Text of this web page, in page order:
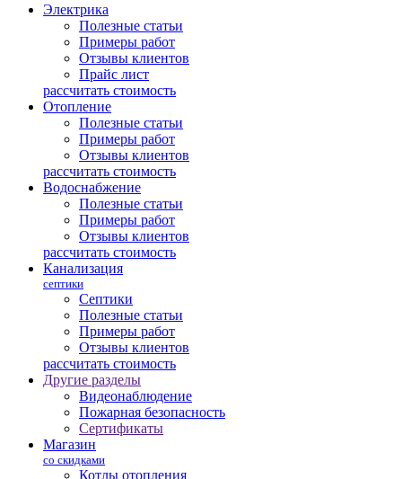
Электрика
Полезные статьи
Примеры работ
Отзывы клиентов
Прайс лист
рассчитать стоимость
Отопление
Полезные статьи
Примеры работ
Отзывы клиентов
рассчитать стоимость
Водоснабжение
Полезные статьи
Примеры работ
Отзывы клиентов
рассчитать стоимость
Канализация
септики
Септики
Полезные статьи
Примеры работ
Отзывы клиентов
рассчитать стоимость
Другие разделы
Видеонаблюдение
Пожарная безопасность
Сертификаты
Магазин
со скидками
Котлы отопления